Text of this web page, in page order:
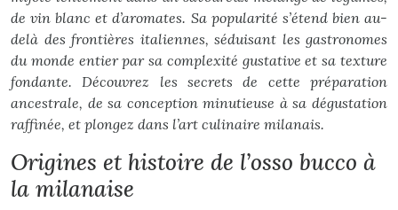
de vin blanc et d’aromates. Sa popularité s’étend bien au-
delà des frontières italiennes, séduisant les gastronomes
du monde entier par sa complexité gustative et sa texture
fondante. Découvrez les secrets de cette préparation
ancestrale, de sa conception minutieuse à sa dégustation
raffinée, et plongez dans l’art culinaire milanais.
Origines et histoire de l’osso bucco à
la milanaise